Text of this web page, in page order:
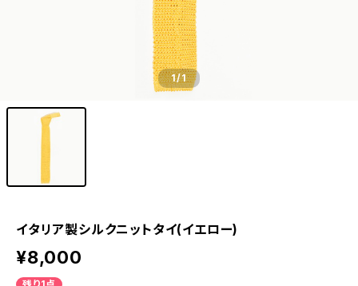
1/1
イタリア製シルクニットタイ(イエロー)
¥8,000